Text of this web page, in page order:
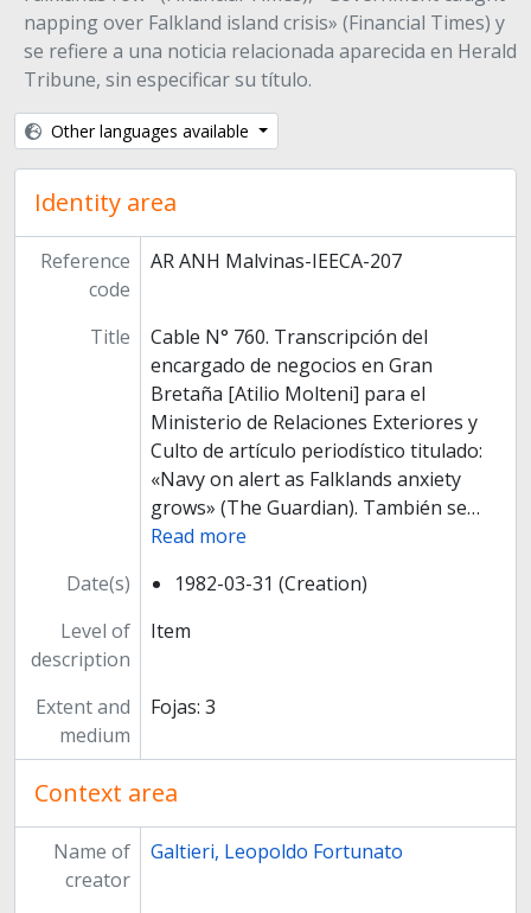
napping over Falkland island crisis» (Financial Times) y
se refiere a una noticia relacionada aparecida en Herald
Tribune, sin especificar su título.
Other languages available
Identity area
Reference
code
AR ANH Malvinas-IEECA-207
Title
Cable N° 760. Transcripción del
encargado de negocios en Gran
Bretaña [Atilio Molteni] para el
Ministerio de Relaciones Exteriores y
Culto de artículo periodístico titulado:
«Navy on alert as Falklands anxiety
grows» (The Guardian). También se…
Read more
Date(s)
1982-03-31 (Creation)
Level of
description
Item
Extent and
medium
Fojas: 3
Context area
Name of
creator
Galtieri, Leopoldo Fortunato